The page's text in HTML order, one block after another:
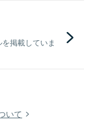
掲載していま
いて